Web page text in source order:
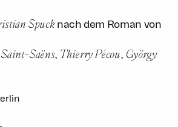
Spuck nach dem Roman von
Saëns, Thierry Pécou, György